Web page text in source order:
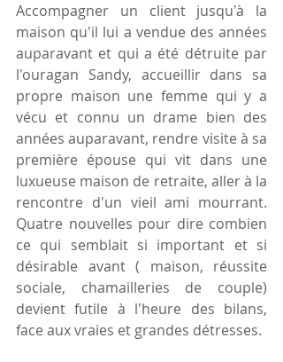
Accompagner un client jusqu'à la
maison qu'il lui a vendue des années
auparavant et qui a été détruite par
l'ouragan Sandy, accueillir dans sa
propre maison une femme qui y a
vécu et connu un drame bien des
années auparavant, rendre visite à sa
première épouse qui vit dans une
luxueuse maison de retraite, aller à la
rencontre d'un vieil ami mourrant.
Quatre nouvelles pour dire combien
ce qui semblait si important et si
désirable avant ( maison, réussite
sociale, chamailleries de couple)
devient futile à l'heure des bilans,
face aux vraies et grandes détresses.